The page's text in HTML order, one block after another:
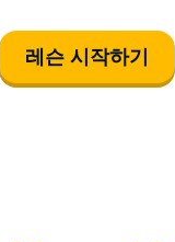
레슨 시작하기